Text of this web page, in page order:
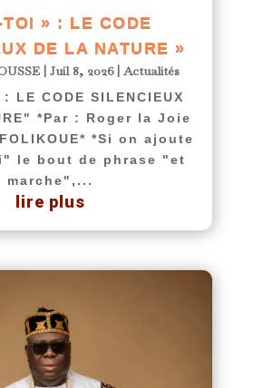
TOI » : LE CODE
DE LA NATURE »
| Juil 8, 2026|Actualités
LE CODE SILENCIEUX
*Par : Roger la Joie
*Si on ajoute
le bout de phrase "et
marche",...
lire plus